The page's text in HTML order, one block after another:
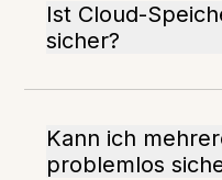
Ist Cloud-
sicher?
Kann ich
problemlos